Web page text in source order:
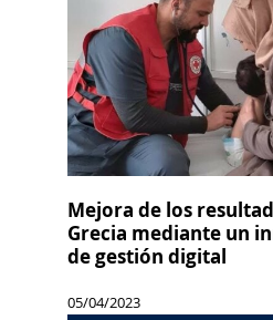
Mejora de los
Grecia mediante un
de gestión digital
05/04/2023